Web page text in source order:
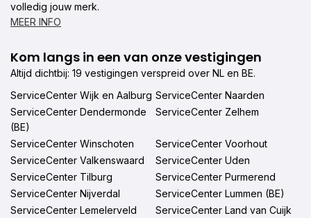
volledig jouw merk.
MEER INFO
Kom langs in een van onze vestigingen
Altijd dichtbij: 19 vestigingen verspreid over NL en BE.
ServiceCenter Wijk en Aalburg ServiceCenter Naarden
ServiceCenter Dendermonde
(BE)
ServiceCenter Zelhem
ServiceCenter Winschoten
ServiceCenter Voorhout
ServiceCenter Valkenswaard
ServiceCenter Uden
ServiceCenter Tilburg
ServiceCenter Purmerend
ServiceCenter Nijverdal
ServiceCenter Lummen (BE)
ServiceCenter Lemelerveld
ServiceCenter Land van Cuijk